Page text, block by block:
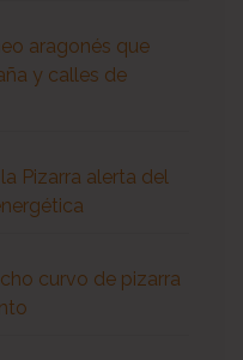
aragonés que
y calles de
Pizarra alerta del
curvo de pizarra